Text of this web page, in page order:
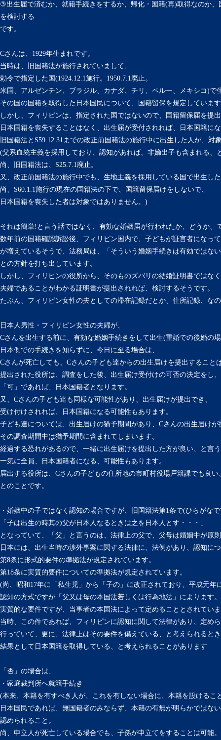
③出生届で済むか、就籍手続きをするか、帰化・国籍(再)取得なのか、
を検討する
です。
Cさんは、1929年生まれです。
当時は、旧国籍法が施行されていまして、
勅令で指定した国(1924.12.1施行。1950.7.1廃止。
米国、アルゼンチン、ブラジル、カナダ、チリ、ペルー、メキシコ)で
その国の国籍を取得した日本国民について、国籍留保を規定していま
しかし、フィリピンは、指定された国ではないので、国籍留保届を提
日本国籍を喪失することはなく、出生届が受付されれば、日本国籍に
旧国籍法とS59.12.31までの改正前国籍法の施行中に出生した人が、対
(父系血統主義を採用しており、認知があれば、非嫡出子も含まれる、
尚、旧国籍法は、S25.7.1廃止。
又、改正前国籍法の施行中でも、生地主義を採用している国で出生し
尚、S60.1.1施行の現在の国籍法の下で、国籍留保届けをしないで、
日本国籍を喪失した者は対象ではありません。)
それは簡単!と言う話ではなく、有効な婚姻届が行われたか、どうか、
数年前の国籍確認訴訟後、フィリピン国内で、子どもが証言者になっ
が増えているそうで、法務局は、「そういう婚姻手続きは有効ではな
との方針を打ち出しています。
しかし、フィリピンの役所から、そのものズバリの結婚証明書ではな
夫婦であることがわかる証明書が提出されれば、検討するそうです。
たぶん、フィリピン女性の夫としての滞在記録だとか、住所記録、な
日本人男性・フィリピン女性の夫婦が、
Cさんを出生する前に、有効な婚姻手続きをして出生(重婚での後婚の
日本側での手続きを知らずに、今日に至る場合は、
Cさんが死亡しても、Cさんの子ども達からの出生届けを提出すること
提出された役所は、調査をした後、出生届け受付けの可否の決定をし、
「可」であれば、日本国籍者となります。
又、Cさんの子ども達も同様な可能性があり、出生届けが提出でき、
受け付けされれば、日本国籍になる可能性もあります。
子ども達については、出生届けの猶予期間があり、Cさんの出生届け
その調査期間中は猶予期間に含まれてしまいます。
経過する恐れがあるので、一緒に出生届けを提出した方が良い、と言
一気に全員、日本国籍者になる、可能性もあります。
届出する役所は、Cさんの子どもの住所地の市町村役場戸籍課でも良い
とのことです。
・婚姻中の子ではなく認知の場合ですが、旧国籍法第1条で(ひらがな
「子は出生の時其の父が日本人なるときは之を日本人とす・・・」
となっていて、「父」と言うのは、法律上の父で、父母は婚姻中が原
日本には、出生当時の渉外事案に関する法律に、法例があり、認知に
第8条に形式的要件の準拠法が規定されています。
第18条に実質的要件についての準拠法が規定されています。
(尚、昭和17年に「私生児」から「子の」に改正されており、平成元年
認知の方式ですが「父又は母の本国法若しくは行為地法」によります。
実質的な要件ですが、当事者の本国法によって定めることとされてい
当時、この件であれば、フィリピンに認知に関して法律があり、定め
行っていて、更に、法律上はその要件を備えている、と考えられると
結果として日本国籍を取得している、と考えられることがあります
「否」の場合は、
・家庭裁判所へ就籍手続き
(本来、本籍を有すべき人が、これを有しない場合に、本籍を設けるこ
日本国民であれば、無国籍者のみならず、本籍の有無が明らかではな
認められること。
尚、申立人が死亡している場合でも、子孫が申立てをすることは可能。